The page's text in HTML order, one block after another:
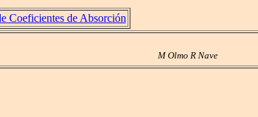
Coeficientes de Absorción
M Olmo R Nave